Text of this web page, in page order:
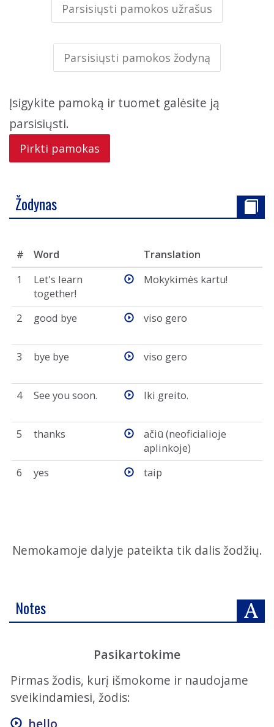
Parsisiųsti pamokos užrašus
Parsisiųsti pamokos žodyną
Įsigykite pamoką ir tuomet galėsite ją
parsisiųsti.
Pirkti pamokas
Žodynas
# Word
Translation
1
Let's learn
together!
Mokykimės kartu!
2 good bye viso gero
3 bye bye viso gero
4 See you soon. Iki greito.
5 thanks
ačiū (neoficialioje
aplinkoje)
6
yes taip
Nemokamoje dalyje pateikta tik dalis žodžių.
Notes
Pasikartokime
Pirmas žodis, kurį išmokome ir naudojame
sveikindamiesi, žodis:
hello